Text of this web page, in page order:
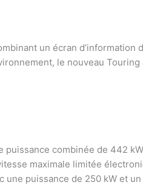
un écran
le nouveau
puissance combinée de 442
maximale limitée
puissance de 250 kW et